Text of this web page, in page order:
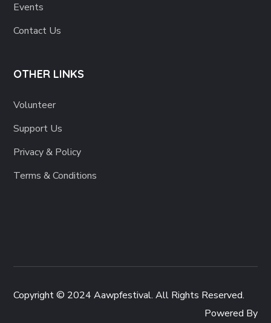
Events
Contact Us
OTHER LINKS
Volunteer
Support Us
Privacy & Policy
Terms & Conditions
Copyright © 2024 Aawpfestival. All Rights Reserved.
Powered By